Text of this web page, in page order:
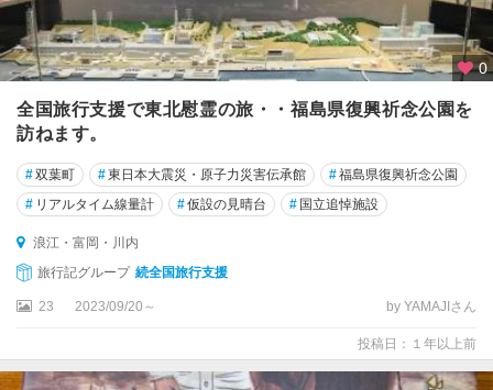
0
全国旅行支援で東北慰霊の旅・・福島県復興祈念公園を
訪ねます。
#双葉町 #東日本大震災・原子力災害伝承館 #福島県復興祈念公園
# リアルタイム線量計 #仮設の見晴台 # 国立追悼施設
浪江・富岡・川内
旅行記グループ 続全国旅行支援
23 2023/09/20～ by YAMAJIさん
投稿日：１年以上前